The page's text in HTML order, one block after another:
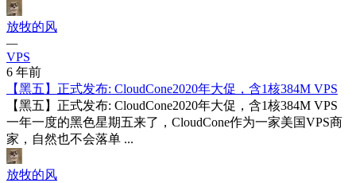
放牧的风
—
VPS
6 年前
【黑五】正式发布: CloudCone2020年大促，含1核384M VPS
【黑五】正式发布: CloudCone2020年大促，含1核384M VPS
一年一度的黑色星期五来了，CloudCone作为一家美国VPS商
家，自然也不会落单 ...
放牧的风